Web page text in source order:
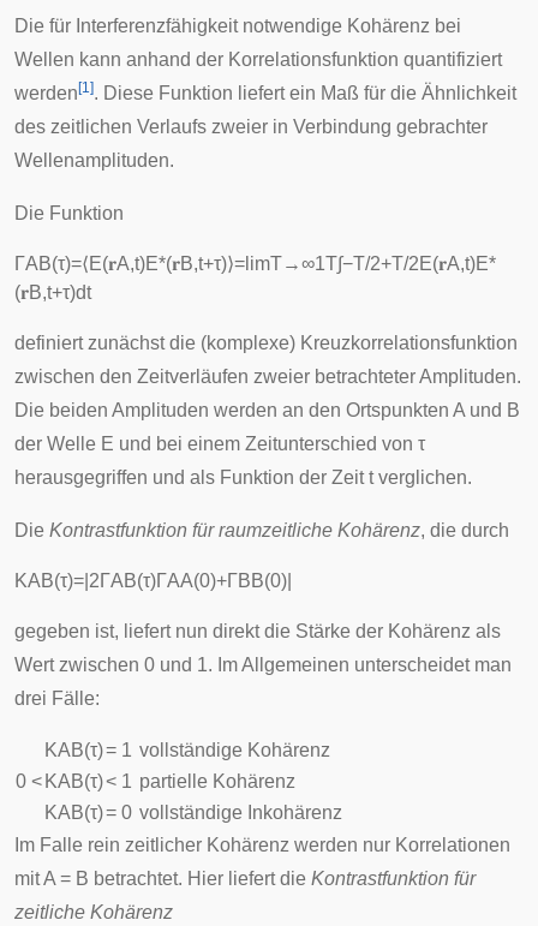
Die für Interferenzfähigkeit notwendige Kohärenz bei
Wellen kann anhand der Korrelationsfunktion quantifiziert
werden [1]. Diese Funktion liefert ein Maß für die Ähnlichkeit
des zeitlichen Verlaufs zweier in Verbindung gebrachter
Wellenamplituden.
Die Funktion
ΓAB(τ)=⟨E(𝐫A,t)E*(𝐫B,t+τ)⟩= limT→∞1T∫−T/2+T/2E(𝐫A,t)E*
(𝐫B,t+τ)dt
definiert zunächst die (komplexe) Kreuzkorrelationsfunktion
zwischen den Zeitverläufen zweier betrachteter Amplituden.
Die beiden Amplituden werden an den Ortspunkten A und B
der Welle E und bei einem Zeitunterschied von τ
herausgegriffen und als Funktion der Zeittverglichen.
Die Kontrastfunktion für raumzeitliche Kohärenz, die durch
KAB(τ)= 2ΓAB(τ)ΓAA(0)+ΓBB(0)
gegeben ist, liefert nun direkt die Stärke der Kohärenz als
Wert zwischen 0 und 1. Im Allgemeinen unterscheidet man
drei Fälle:
KAB(τ)= 1 vollständige Kohärenz
0 < KAB(τ)< 1 partielle Kohärenz
KAB(τ)= 0 vollständige Inkohärenz
Im Falle rein zeitlicher Kohärenz werden nur Korrelationen
mit A = B betrachtet. Hier liefert die Kontrastfunktion für
zeitliche Kohärenz